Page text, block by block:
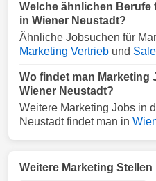
Welche ähnlichen Berufe
in Wiener Neustadt?
Ähnliche Jobsuchen für
Marketing Vertrieb und
Wo findet man Marketing
Wiener Neustadt?
Weitere Marketing Jobs in
Neustadt findet man in
Weitere Marketing